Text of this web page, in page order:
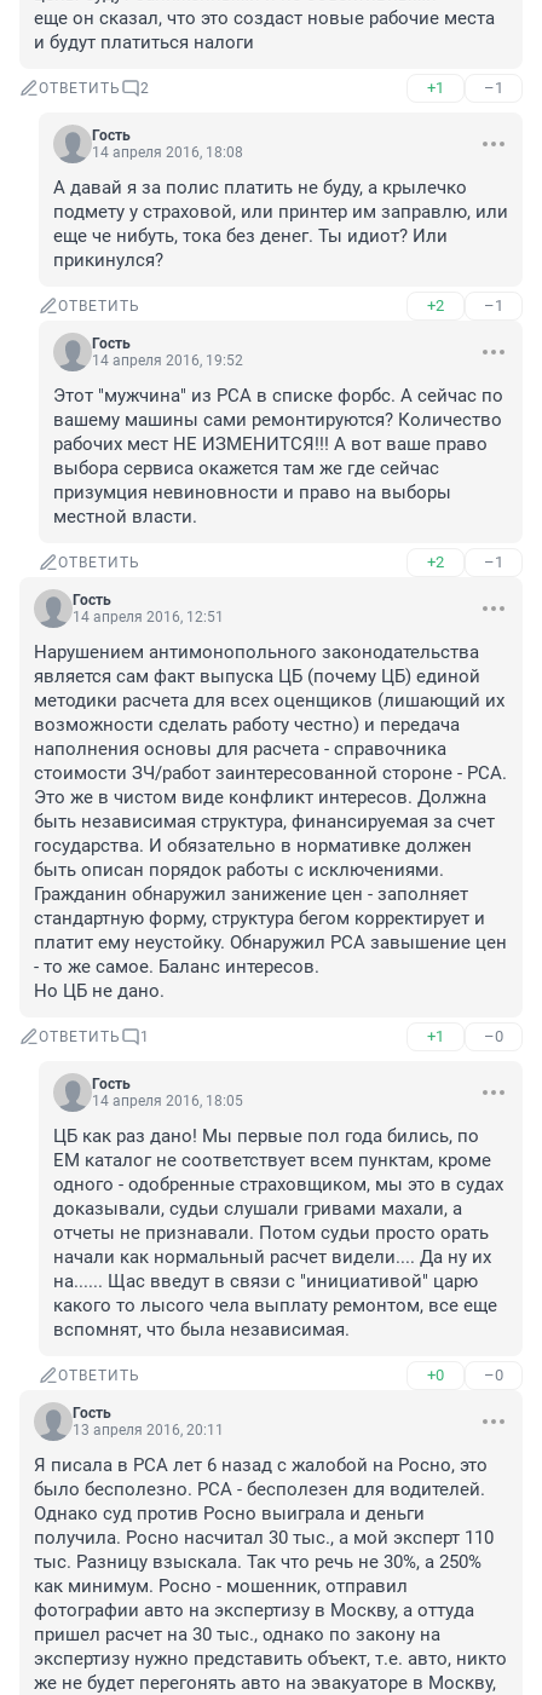
еще он сказал, что это создаст новые рабочие места
и будут платиться налоги
ОТВЕТИТЬ 2 +1 –1
Гость
14 апреля 2016, 18:08
А давай я за полис платить не буду, а крылечко
подмету у страховой, или принтер им заправлю, или
еще че нибуть, тока без денег. Ты идиот? Или
прикинулся?
ОТВЕТИТЬ +2 –1
Гость
14 апреля 2016, 19:52
Этот "мужчина" из РСА в списке форбс. А сейчас по
вашему машины сами ремонтируются? Количество
рабочих мест НЕ ИЗМЕНИТСЯ!!! А вот ваше право
выбора сервиса окажется там же где сейчас
призумция невиновности и право на выборы
местной власти.
ОТВЕТИТЬ +2 –1
Гость
14 апреля 2016, 12:51
Нарушением антимонопольного законодательства
является сам факт выпуска ЦБ (почему ЦБ) единой
методики расчета для всех оценщиков (лишающий их
возможности сделать работу честно) и передача
наполнения основы для расчета - справочника
стоимости ЗЧ/работ заинтересованной стороне - РСА.
Это же в чистом виде конфликт интересов. Должна
быть независимая структура, финансируемая за счет
государства. И обязательно в нормативке должен
быть описан порядок работы с исключениями.
Гражданин обнаружил занижение цен - заполняет
стандартную форму, структура бегом корректирует и
платит ему неустойку. Обнаружил РСА завышение цен
- то же самое. Баланс интересов.
Но ЦБ не дано.
ОТВЕТИТЬ 1 +1 –0
Гость
14 апреля 2016, 18:05
ЦБ как раз дано! Мы первые пол года бились, по
ЕМ каталог не соответствует всем пунктам, кроме
одного - одобренные страховщиком, мы это в судах
доказывали, судьи слушали гривами махали, а
отчеты не признавали. Потом судьи просто орать
начали как нормальный расчет видели.... Да ну их
на...... Щас введут в связи с "инициативой" царю
какого то лысого чела выплату ремонтом, все еще
вспомнят, что была независимая.
ОТВЕТИТЬ +0 –0
Гость
13 апреля 2016, 20:11
Я писала в РСА лет 6 назад с жалобой на Росно, это
было бесполезно. РСА - бесполезен для водителей.
Однако суд против Росно выиграла и деньги
получила. Росно насчитал 30 тыс., а мой эксперт 110
тыс. Разницу взыскала. Так что речь не 30%, а 250%
как минимум. Росно - мошенник, отправил
фотографии авто на экспертизу в Москву, а оттуда
пришел расчет на 30 тыс., однако по закону на
экспертизу нужно представить объект, т.е. авто, никто
же не будет перегонять авто на эвакуаторе в Москву,